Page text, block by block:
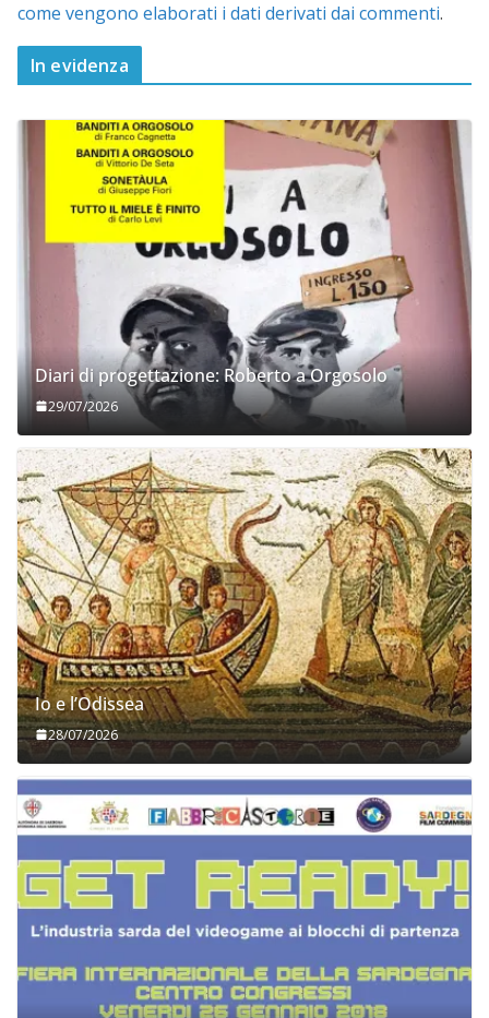
come vengono elaborati i dati derivati dai commenti.
In evidenza
Diari di progettazione: Roberto a Orgosolo
29/07/2026
Io e l’Odissea
28/07/2026